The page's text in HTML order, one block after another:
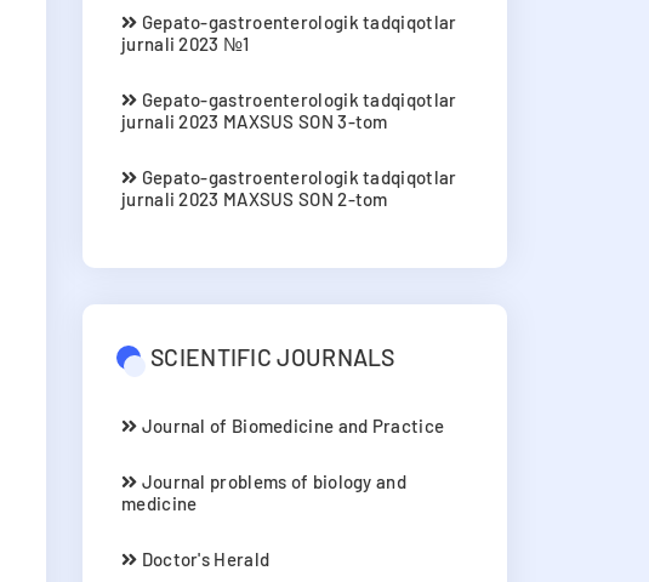
Gepato-gastroenterologik tadqiqotlar
jurnali 2023 №1
Gepato-gastroenterologik tadqiqotlar
jurnali 2023 MAXSUS SON 3-tom
Gepato-gastroenterologik tadqiqotlar
jurnali 2023 MAXSUS SON 2-tom
SCIENTIFIC JOURNALS
Journal of Biomedicine and Practice
Journal problems of biology and
medicine
Doctor's Herald